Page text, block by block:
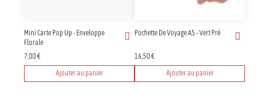
la
du
Mini Carte Pop Up - Enveloppe
Florale
7,00€
Ajouter au panier
Pochette De Voyage A5 - Vert Pré
16,50€
Ajouter au panier